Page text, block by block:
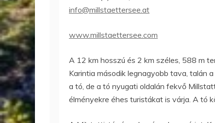
info@millstaettersee.at
www.millstaettersee.com
A 12 km hosszú és 2 km széles, 588 m
Karintia második legnagyobb tava, talán
a tó, de a tó nyugati oldalán fekvő
élményekre éhes turistákat is várja. A tó